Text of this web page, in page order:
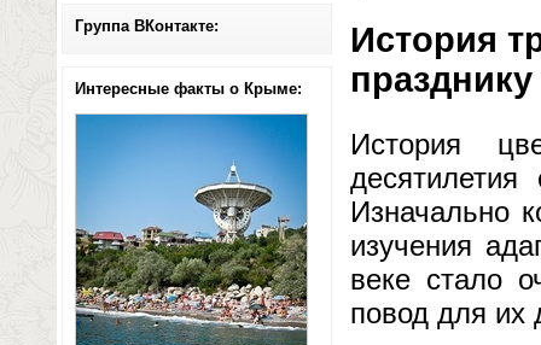
Группа ВКонтакте:
Интересные факты о Крыме:
История
История
Изначально
изучения
веке стало
повод для их